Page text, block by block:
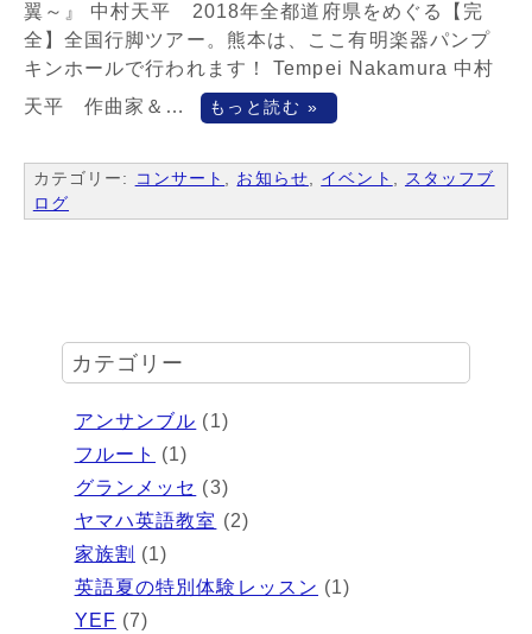
翼～』 中村天平 2018年全都道府県をめぐる【完
全】全国行脚ツアー。熊本は、ここ有明楽器パンプ
キンホールで行われます！ Tempei Nakamura 中村
天平 作曲家＆…
もっと読む »
カテゴリー: コンサート お知らせ イベント
スタッフブ
ログ
カテゴリー
アンサンブル (1)
フルート
(1)
グランメッセ (3)
ヤマハ英語教室 (2)
家族割 (1)
英語夏の特別体験レッスン (1)
YEF (7)